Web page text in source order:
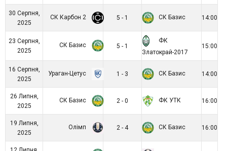
30 Серпня,
2025
СК Карбон 2 5 - 1 СК Базис 14:00
23 Серпня,
2025
СК Базис 5 - 1
ФК
Златокрай-2017
15:00
16 Серпня,
2025
Ураган-Цетус 1 - 3 СК Базис 14:00
26 Липня,
2025
СК Базис 2 - 0 ФК УТК 16:00
19 Липня,
2025
Олімп 2 - 4 СК Базис 16:00